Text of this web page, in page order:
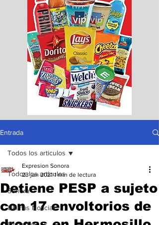
Entrada
Todos los articulos
Sonora
Ultimas Noticias
Todos los articulos
Detiene PESP a sujeto
con 17 envoltorios de
Expresion Sonora
23 jun 2021 1 min de lectura